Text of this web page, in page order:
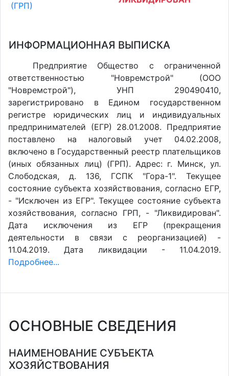
(ГРП)
ИНФОРМАЦИОННАЯ ВЫПИСКА
Предприятие Общество с ограниченной
ответственностью "Новремстрой" (ООО
"Новремстрой"), УНП 290490410,
зарегистрировано в Едином государственном
регистре юридических лиц и индивидуальных
предпринимателей (ЕГР) 28.01.2008. Предприятие
поставлено на налоговый учет 04.02.2008,
включено в Государственный реестр плательщиков
(иных обязанных лиц) (ГРП). Адрес: г. Минск, ул.
Слободская, д. 136, ГСПК "Гора-1". Текущее
состояние субъекта хозяйствования, согласно ЕГР,
- "Исключен из ЕГР". Текущее состояние субъекта
хозяйствования, согласно ГРП, - "Ликвидирован".
Дата исключения из ЕГР (прекращения
деятельности в связи с реорганизацией) -
11.04.2019. Дата ликвидации - 11.04.2019.
Подробнее...
ОСНОВНЫЕ СВЕДЕНИЯ
НАИМЕНОВАНИЕ СУБЪЕКТА
ХОЗЯЙСТВОВАНИЯ